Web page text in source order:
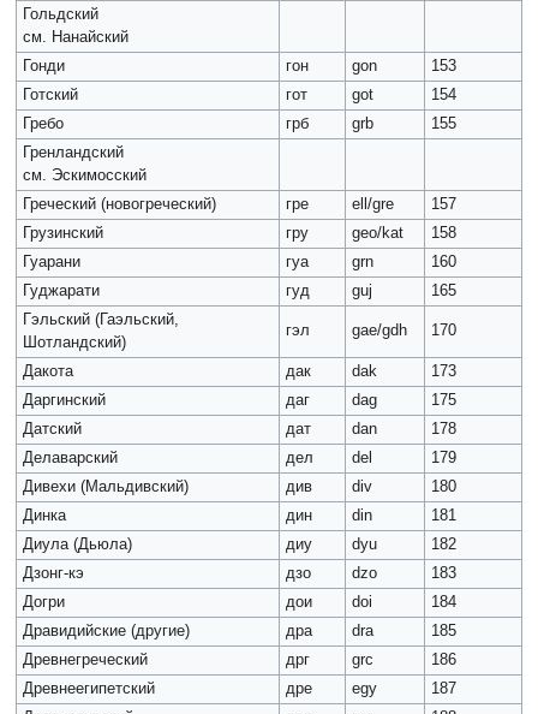
Гольдский
см. Нанайский
Гонди
гон gon
153
Готский
гот got
154
Гребо
грб grb
155
Гренландский
см. Эскимосский
Греческий (новогреческий)
гре ell/gre
157
Грузинский
гру geo/kat
158
Гуарани
гуа grn
160
Гуджарати
гуд guj
165
Гэльский (Гаэльский,
Шотландский)
гэл gae/gdh 170
Дакота дак dak
173
Даргинский
даг dag
175
Датский
дат dan
178
Делаварский
дел del
179
Дивехи (Мальдивский)
див div
180
Динка
дин din
181
Диула (Дьюла)
диу dyu
182
Дзонг-кэ
дзо dzo
183
Догри
дои doi
184
Дравидийские (другие)
дра dra
185
Древнегреческий
дрг grc
186
Древнеегипетский
дре egy
187